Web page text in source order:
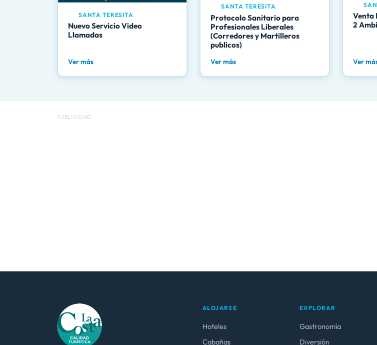
SANTA TERESITA
Nuevo Servicio Video
Llamadas
Ver más
SANTA TERESITA
Protocolo Sanitario para
Profesionales Liberales
(Corredores y Martilleros
publicos)
Ver más
Venta
2
Ver
PUBLICIDAD
ALOJARSE
Hoteles
Cabañas
EXPLORAR
Gastronomía
Diversión